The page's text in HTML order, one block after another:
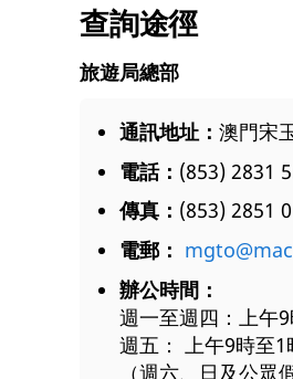
查詢途徑
旅遊局總部
通訊地址： 澳門宋
電話： (853) 2831
傳真： (853) 2851
電郵：
辦公時間：
週一至週四：上午
週五： 上午9時至
（週六、日及公眾